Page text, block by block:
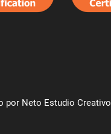
por Neto Estudio Creativo